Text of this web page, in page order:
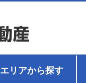
エリアから探す